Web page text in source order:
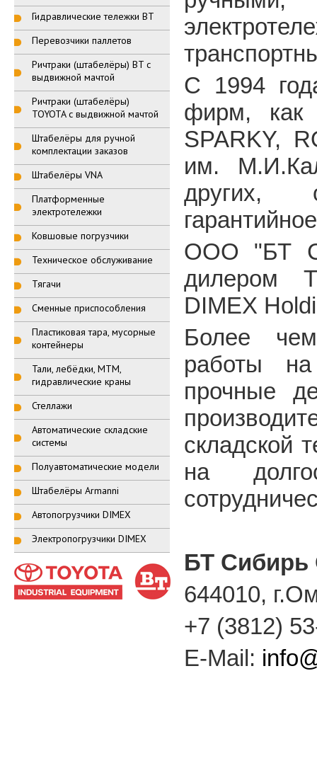
Гидравлические тележки BT
Перевозчики паллетов
Ричтраки (штабелёры) BT с
выдвижной мачтой
Ричтраки (штабелёры)
TOYOTA с выдвижной мачтой
Штабелёры для ручной
комплектации заказов
Штабелёры VNA
Платформенные
электротележки
Ковшовые погрузчики
Техническое обслуживание
Тягачи
Сменные приспособления
Пластиковая тара, мусорные
контейнеры
Тали, лебёдки, МТМ,
гидравлические краны
Стеллажи
Автоматические складские
системы
Полуавтоматические модели
Штабелёры Armanni
Автопогрузчики DIMEX
Электропогрузчики DIMEX
С 1994
фирм, как
SPARKY,
им.
других,
ООО "БТ
дилером
DIMEX
Более
работы
прочные
складской
на
БТ
644010,
+7 (3812)
E-Mail: